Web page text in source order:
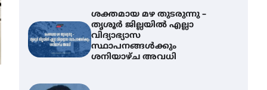
ശക്തമായ മഴ തുടരുന്നു –
തൃശൂർ ജില്ലയിൽ എല്ലാ
വിദ്യാഭ്യാസ
സ്ഥാപനങ്ങൾക്കും
ശനിയാഴ്ച അവധി